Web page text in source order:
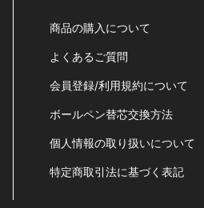
商品の購入について
よくあるご質問
会員登録/利用規約について
ボールペン替芯交換方法
個人情報の取り扱いについて
特定商取引法に基づく表記